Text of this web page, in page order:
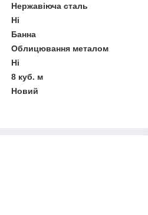
Нержавіюча сталь
Ні
Банна
Облицювання металом
Ні
8 куб. м
Новий